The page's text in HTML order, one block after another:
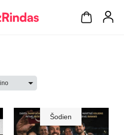
Šodien